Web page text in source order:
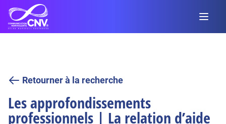
Retourner à la recherche
Les approfondissements
professionnels | La relation d’aide